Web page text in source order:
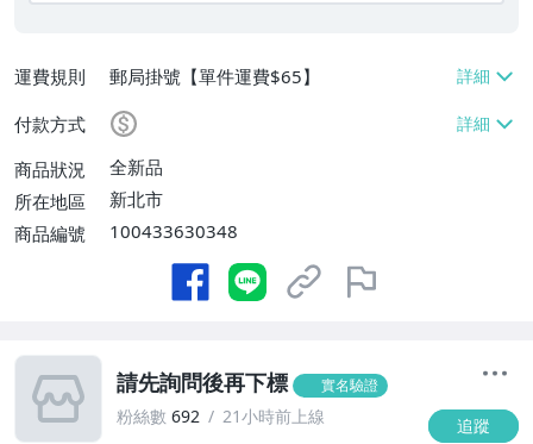
運費規則
郵局掛號【單件運費$65】
付款方式
商品狀況
全新品
所在地區
新北市
商品編號
100433630348
請先詢問後再下標 實名驗證
粉絲數 692 21小時前上線 追蹤